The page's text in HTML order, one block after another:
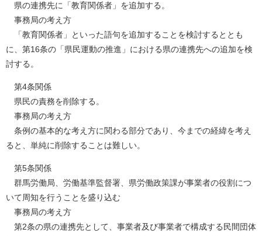
県の連携先に「教育関係者」を追加する。
事務局の考え方
「教育関係者」といった語句を追加することを検討するととも
に、第16条の「県民運動の推進」における県の連携先への追加を検
討する。
第4条関係
県民の責務を削除する。
事務局の考え方
条例の基本的な考え方に関わる部分であり、今までの経緯を考え
ると、単純に削除することは難しい。
第5条関係
群馬労働局、労働基準監督署、県労働政策課が事業者の役割につ
いて周知を行うことを盛り込む
事務局の考え方
第2条の県の連携先として、事業者及び事業者で構成する民間団体